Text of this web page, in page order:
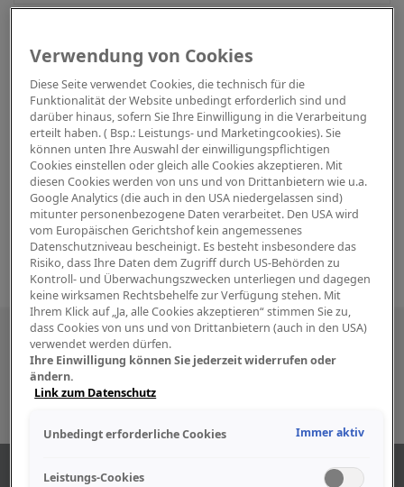
Besuchen Sie uns auch in den sozialen
Medien
Verwendung von Cookies
Diese Seite verwendet Cookies, die technisch für die
Funktionalität der Website unbedingt erforderlich sind und
darüber hinaus, sofern Sie Ihre Einwilligung in die Verarbeitung
erteilt haben. ( Bsp.: Leistungs- und Marketingcookies). Sie
können unten Ihre Auswahl der einwilligungspflichtigen
Cookies einstellen oder gleich alle Cookies akzeptieren. Mit
diesen Cookies werden von uns und von Drittanbietern wie u.a.
Google Analytics (die auch in den USA niedergelassen sind)
mitunter personenbezogene Daten verarbeitet. Den USA wird
vom Europäischen Gerichtshof kein angemessenes
Datenschutzniveau bescheinigt. Es besteht insbesondere das
Risiko, dass Ihre Daten dem Zugriff durch US-Behörden zu
Kontroll- und Überwachungszwecken unterliegen und dagegen
keine wirksamen Rechtsbehelfe zur Verfügung stehen. Mit
Ihrem Klick auf „Ja, alle Cookies akzeptieren“ stimmen Sie zu,
dass Cookies von uns und von Drittanbietern (auch in den USA)
verwendet werden dürfen.
Ihre Einwilligung können Sie jederzeit widerrufen oder
ändern.
Link zum Datenschutz
Unbedingt erforderliche Cookies Immer aktiv
Leistungs-Cookies